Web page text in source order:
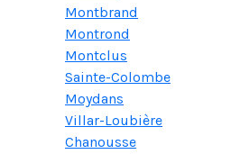
Montbrand
Montrond
Montclus
Sainte-Colombe
Moydans
Villar-Loubière
Chanousse